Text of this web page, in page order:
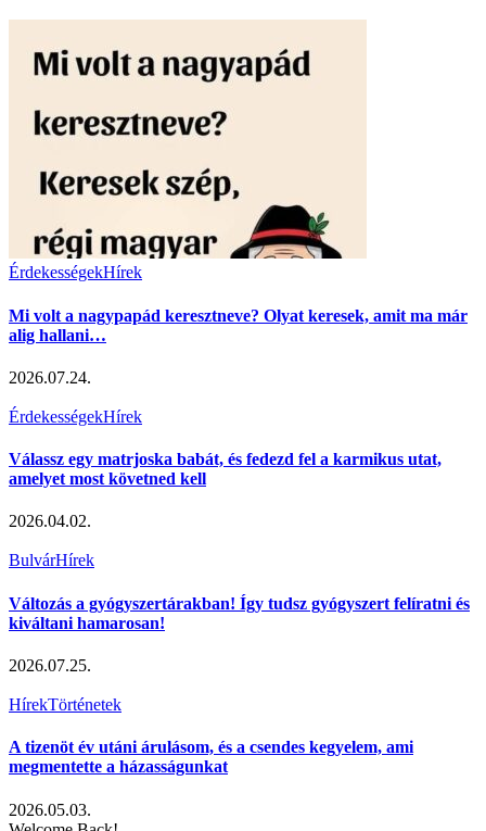
ÉrdekességekHírek
Mi volt a nagypapád keresztneve? Olyat keresek, amit ma már
alig hallani…
2026.07.24.
ÉrdekességekHírek
Válassz egy matrjoska babát, és fedezd fel a karmikus utat,
amelyet most követned kell
2026.04.02.
BulvárHírek
Változás a gyógyszertárakban! Így tudsz gyógyszert felíratni és
kiváltani hamarosan!
2026.07.25.
HírekTörténetek
A tizenöt év utáni árulásom, és a csendes kegyelem, ami
megmentette a házasságunkat
2026.05.03.